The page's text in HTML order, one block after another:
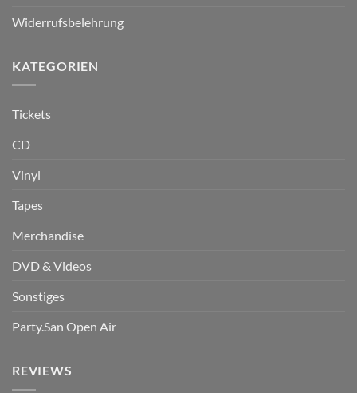
Widerrufsbelehrung
KATEGORIEN
Tickets
CD
Vinyl
Tapes
Merchandise
DVD & Videos
Sonstiges
Party.San Open Air
REVIEWS